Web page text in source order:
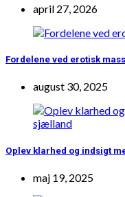
april 27, 2026
Fordelene ved erotisk
august 30, 2025
Oplev klarhed og indsigt
maj 19, 2025